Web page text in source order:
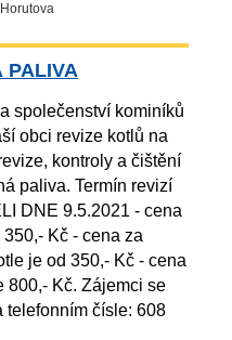
PALIVA
společenství kominíků
obci revize kotlů na
kontroly a čištění
paliva. Termín revizí
DNE 9.5.2021 - cena
Kč - cena za
je od 350,- Kč - cena
800,- Kč. Zájemci se
telefonním čísle: 608